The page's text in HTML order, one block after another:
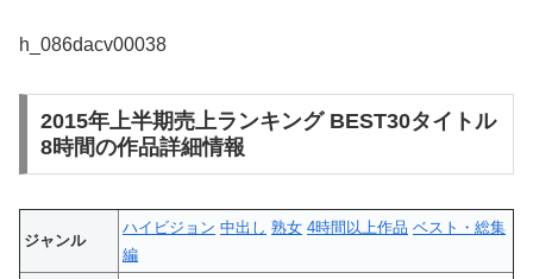
h_086dacv00038
2015年上半期売上ランキング BEST30タイトル
8時間の作品詳細情報
ジャンル
ハイビジョン 中出し 熟女 4時間以上作品 ベスト・総集
編